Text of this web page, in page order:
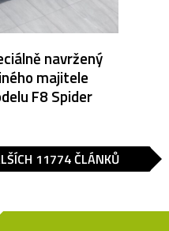
navržený
majitele
F8 Spider
11774 ČLÁNKŮ